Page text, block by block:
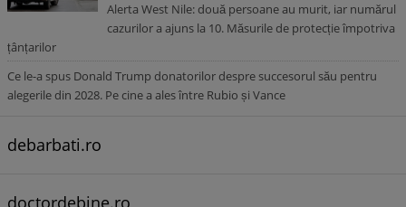
Alerta West Nile: două persoane au murit, iar numărul
cazurilor a ajuns la 10. Măsurile de protecție împotriva
țânțarilor
Ce le-a spus Donald Trump donatorilor despre succesorul său pentru
alegerile din 2028. Pe cine a ales între Rubio și Vance
debarbati.ro
doctordebine.ro